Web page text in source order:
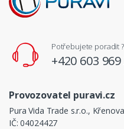
Potřebujete poradit
+420 603
Provozovatel puravi.cz
Pura Vida Trade s.r.o.,
IČ: 04024427